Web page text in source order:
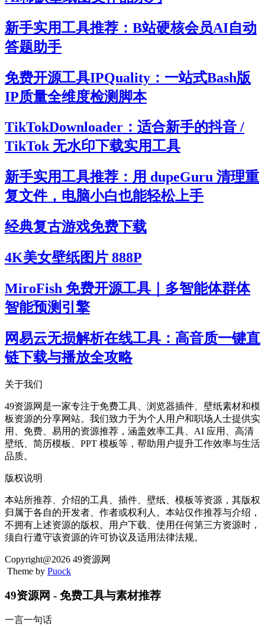
新手实用工具推荐：B站硬核会员AI自动
答题助手
免费开源工具IPQuality：一站式Bash版
IP质量全维度检测脚本
TikTokDownloader：适合新手的抖音 /
TikTok 无水印下载实用工具
新手实用工具推荐：用 dupeGuru 清理重
复文件，电脑小白也能轻松上手
经典复古游戏免费下载
4K美女壁纸图片 888P
MiroFish 免费开源工具｜多智能体群体
智能预测引擎
网易云无损解析在线工具：高音质一键直
链下载与播放全攻略
关于我们
49资源网是一家专注于免费工具、浏览器插件、壁纸素材和模
板资源的分享网站。我们致力于为个人用户和职场人士提供实
用、免费、易用的资源推荐，涵盖效率工具、AI 应用、高清
壁纸、简历模板、PPT 模板等，帮助用户提升工作效率与生活
品质。
版权说明
本站所推荐、介绍的工具、插件、壁纸、模板等资源，其版权
归属于各自的开发者、作者或权利人。本站仅作推荐与介绍，
不拥有上述资源的版权。用户下载、使用任何第三方资源时，
须自行遵守该资源的许可协议及适用法律法规。
Copyright@2026 49资源网
Theme by Puock
49资源网 - 免费工具与素材推荐
一言一句话